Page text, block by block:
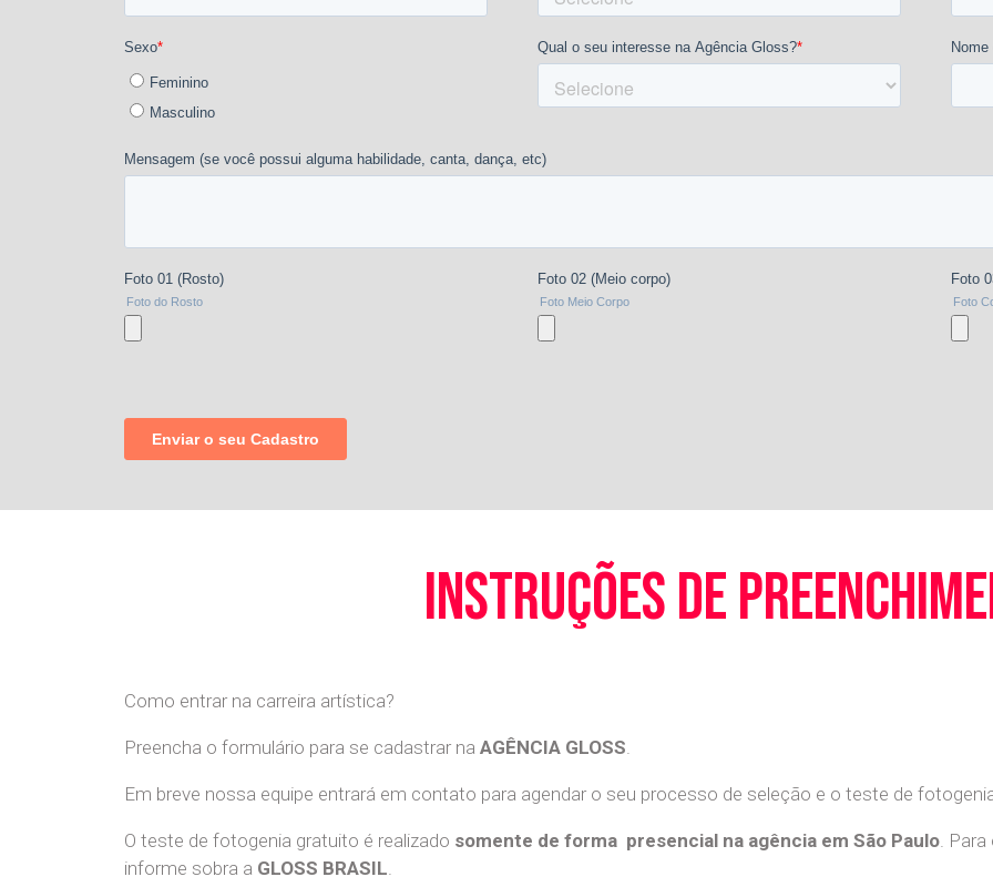
instruções de
Como entrar na carreira artística?
Preencha o formulário para se cadastrar na AGÊNCIA GLOSS
Em breve nossa equipe entrará em contato para agendar o seu processo de seleção e o teste de
O teste de fotogenia gratuito é realizado somente de forma presencial na agência em São Paulo .
informe sobra a GLOSS BRASIL